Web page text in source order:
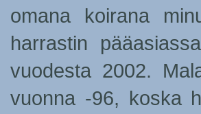
omana koirana
harrastin
vuodesta 2002.
vuonna -96, koska